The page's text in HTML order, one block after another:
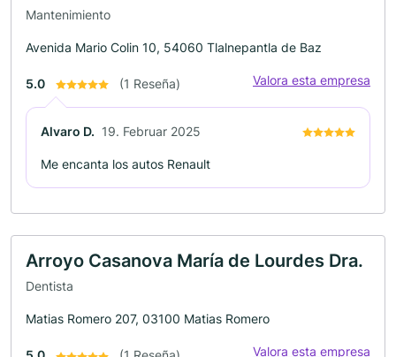
Mantenimiento
Avenida Mario Colin 10, 54060 Tlalnepantla de Baz
5.0 (1 Reseña) Valora esta empresa
Alvaro D. 19. Februar 2025
Me encanta los autos Renault
Arroyo Casanova María de Lourdes Dra.
Dentista
Matias Romero 207, 03100 Matias Romero
Valora esta empresa